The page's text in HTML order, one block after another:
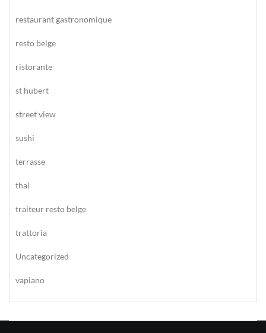
restaurant gastronomique
resto belge
ristorante
st hubert
street view
sushi
terrasse
thai
traiteur resto belge
trattoria
Uncategorized
vapiano